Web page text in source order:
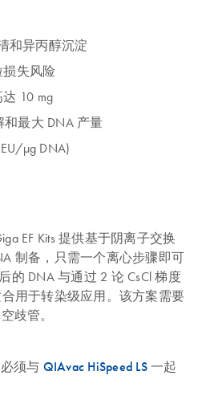
和异丙醇沉淀
失风险
10 mg
和最大 DNA 产量
μg DNA)
EF Kits 提供基于阴离子交换
制备，只需一个离心步骤即可
的 DNA 与通过 2 论 CsCl 梯度
用于转染级应用。该方案需要
歧管。
必须与 QIAvac HiSpeed LS一起